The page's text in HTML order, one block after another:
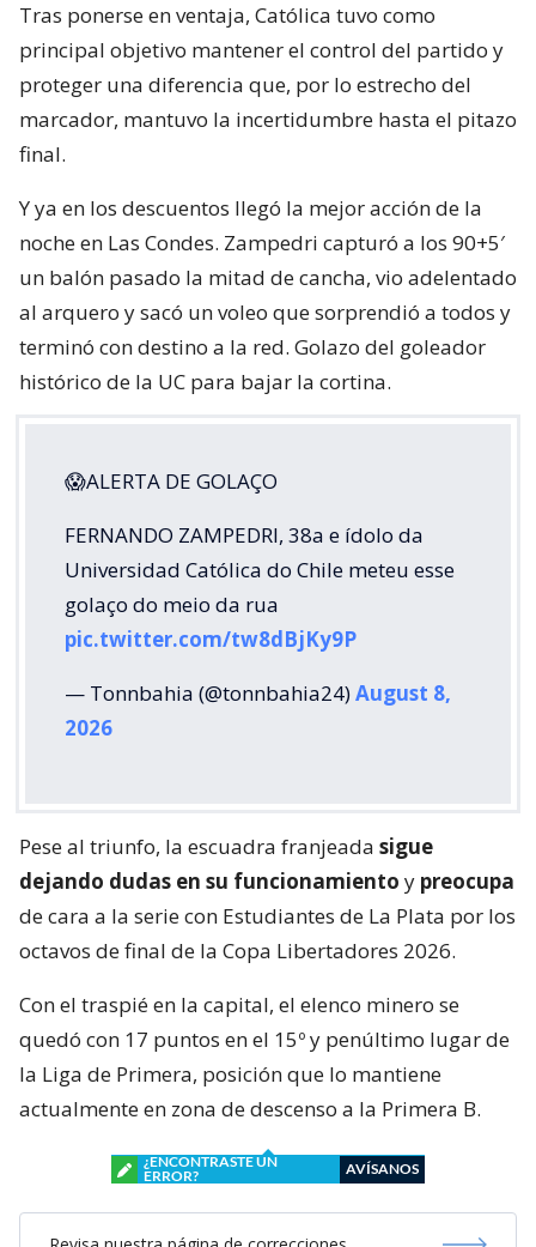
Tras ponerse en ventaja, Católica tuvo como
principal objetivo mantener el control del partido y
proteger una diferencia que, por lo estrecho del
marcador, mantuvo la incertidumbre hasta el pitazo
final.
Y ya en los descuentos llegó la mejor acción de la
noche en Las Condes. Zampedri capturó a los 90+5′
un balón pasado la mitad de cancha, vio adelentado
al arquero y sacó un voleo que sorprendió a todos y
terminó con destino a la red. Golazo del goleador
histórico de la UC para bajar la cortina.
😱ALERTA DE GOLAÇO
FERNANDO ZAMPEDRI, 38a e ídolo da
Universidad Católica do Chile meteu esse
golaço do meio da rua
pic.twitter.com/tw8dBjKy9P
— Tonnbahia (@tonnbahia24)August 8,
2026
Pese al triunfo, la escuadra franjeada sigue
dejando dudas en su funcionamiento y preocupa
de cara a la serie con Estudiantes de La Plata por los
octavos de final de la Copa Libertadores 2026.
Con el traspié en la capital, el elenco minero se
quedó con 17 puntos en el 15º y penúltimo lugar de
la Liga de Primera, posición que lo mantiene
actualmente en zona de descenso a la Primera B.
¿ENCONTRASTE UN
ERROR?
AVÍSANOS